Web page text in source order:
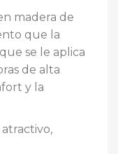
madera de
que la
se le aplica
de alta
y la